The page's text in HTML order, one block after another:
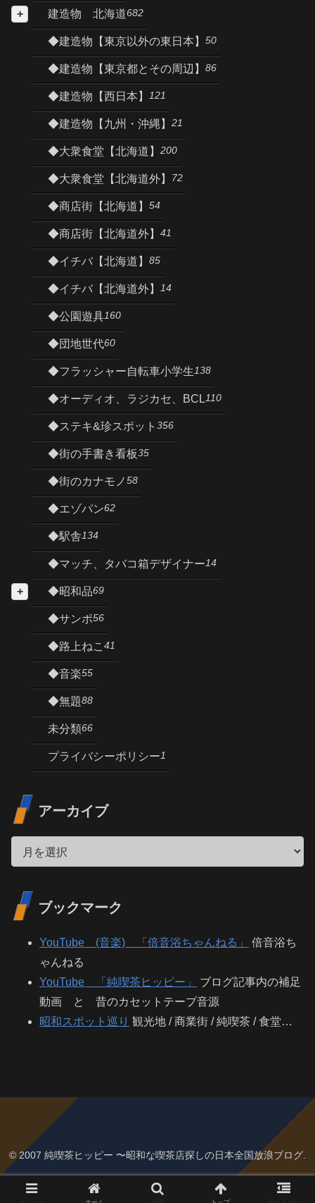
建造物 北海道682
◆建造物【東京以外の東日本】 50
◆建造物【東京都とその周辺】 86
◆建造物【西日本】 121
◆建造物【九州・沖縄】 21
◆大衆食堂【北海道】 200
◆大衆食堂【北海道外】 72
◆商店街【北海道】 54
◆商店街【北海道外】 41
◆イチバ【北海道】 85
◆イチバ【北海道外】 14
◆公園遊具160
◆団地世代60
◆フラッシャー自転車小学生138
◆オーディオ、ラジカセ、BCL110
◆ステキ&珍スポット 356
◆街の手書き看板35
◆街のカナモノ58
◆エゾパン62
◆駅舎134
◆マッチ、タバコ箱デザイナー14
◆昭和品69
◆サンポ56
◆路上ねこ 41
◆音楽55
◆無題88
未分類66
プライバシーポリシー1
アーカイブ
ブックマーク
YouTube (音楽) 「倍音浴ちゃんねる」
倍音浴ち
ゃんねる
YouTube 「純喫茶ヒッピー」
ブログ記事内の補足
動画 と 昔のカセットテープ音源
昭和スポット巡り 観光地 / 商業街 / 純喫茶 / 食堂…
© 2007 純喫茶ヒッピー 〜昭和な喫茶店探しの日本全国放浪ブログ.